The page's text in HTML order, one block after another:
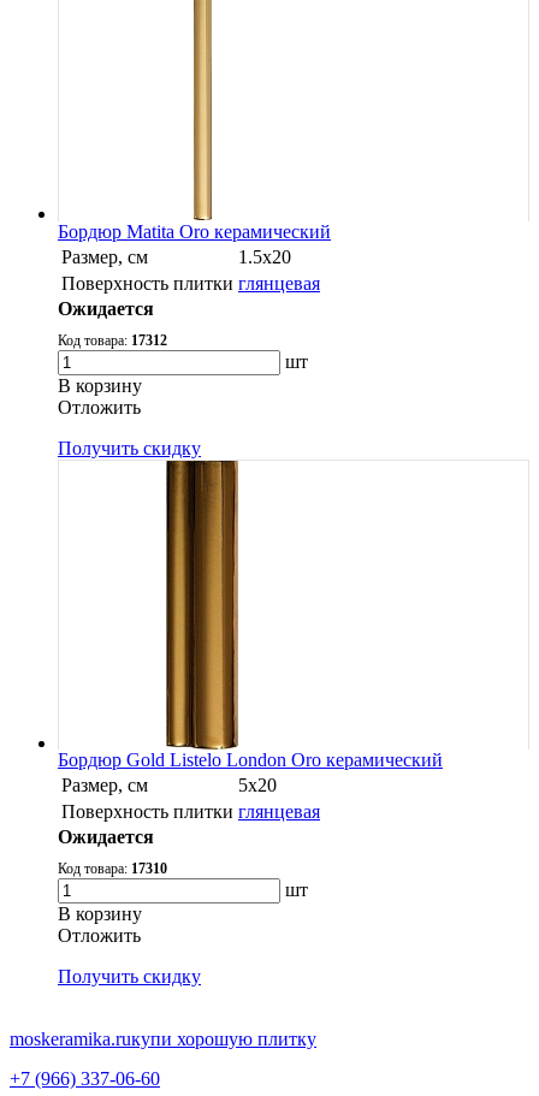
Бордюр Matita Oro керамический
Размер, см
1.5x20
Поверхность плитки глянцевая
Ожидается
Код товара: 17312
шт
В корзину
Oтложить
Получить скидку
Бордюр Gold Listelo London Oro керамический
Размер, см
5x20
Поверхность плитки глянцевая
Ожидается
Код товара: 17310
шт
В корзину
Oтложить
Получить скидку
moskeramika.ruкупи хорошую плитку
+7 (966) 337-06-60